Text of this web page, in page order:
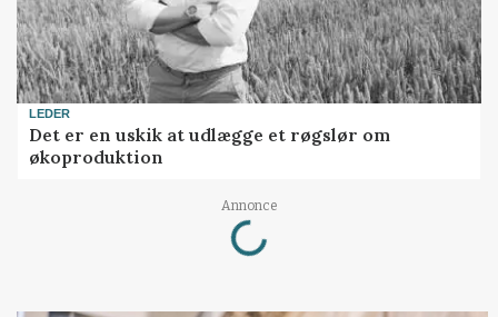
LEDER
Det er en uskik at udlægge et røgslør om
økoproduktion
Annonce
Loading...